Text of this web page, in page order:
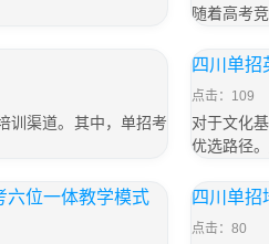
随着高考
训渠道。其中，单招考
四川单招
点击：109
对于文化
优选路径
位一体教学模式 四川单招
点击：80